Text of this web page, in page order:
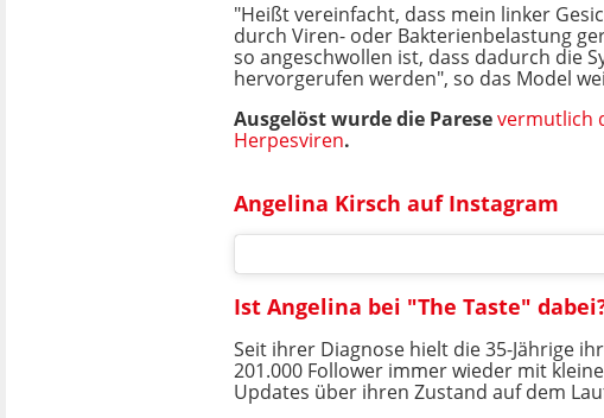
"Heißt vereinfacht, dass mein linker
durch Viren- oder Bakterienbelastung
so angeschwollen ist, dass dadurch die
hervorgerufen werden", so das Model
Ausgelöst wurde die Paresevermutlich
Herpesviren.
Angelina Kirsch auf Instagram
Ist Angelina bei "The Taste"
Seit ihrer Diagnose hielt die 35-Jährige
201.000 Follower immer wieder mit
Updates über ihren Zustand auf dem